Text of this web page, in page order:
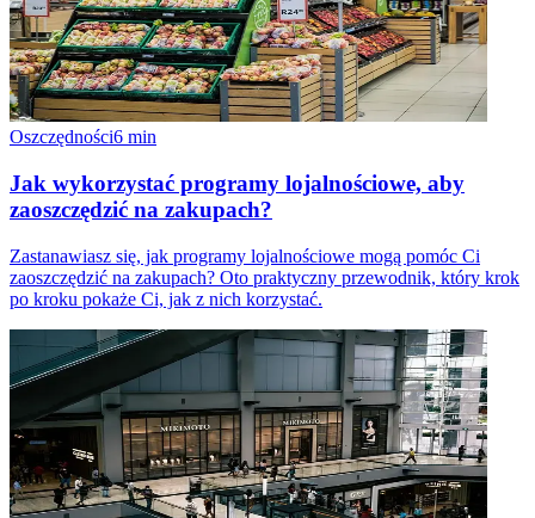
Oszczędności6 min
Jak wykorzystać programy lojalnościowe, aby
zaoszczędzić na zakupach?
Zastanawiasz się, jak programy lojalnościowe mogą pomóc Ci
zaoszczędzić na zakupach? Oto praktyczny przewodnik, który krok
po kroku pokaże Ci, jak z nich korzystać.